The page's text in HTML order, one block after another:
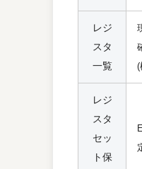
レジ
スタ
一覧
(
レジ
スタ
セッ
ト保